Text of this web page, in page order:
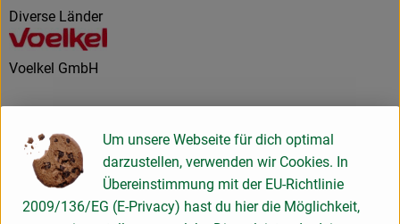
Diverse Länder
Voelkel GmbH
In unserer familiengeführten Naturkostsafterei im Norden
Deutschlands machen wir Saft so, dass alle etwas davon
haben: Unsere Kund*innen, Mitarbeiter*innen,
Anbaupartner*innen und besonders die Natur – und das seit
Um unsere Webseite für dich optimal
darzustellen, verwenden wir Cookies. In
Übereinstimmung mit der EU-Richtlinie
2009/136/EG (E-Privacy) hast du hier die Möglichkeit,